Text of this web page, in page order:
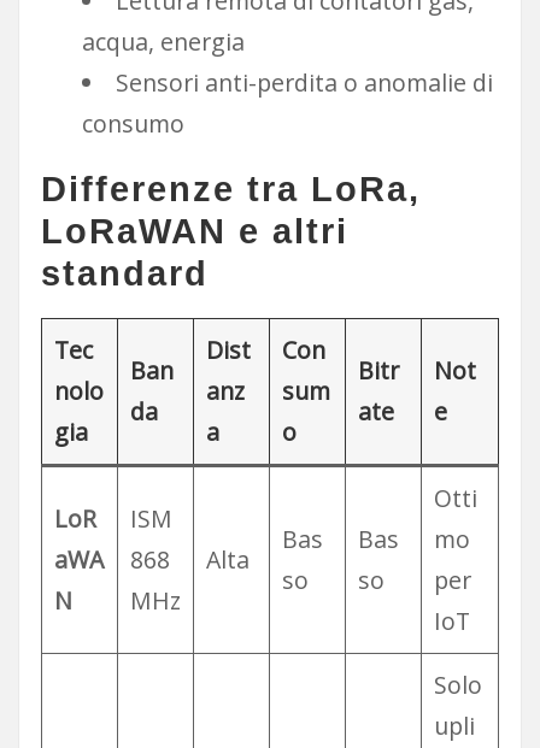
acqua, energia
Sensori anti-perdita o anomalie di
consumo
Differenze tra LoRa,
LoRaWAN e altri
standard
Tec
nolo
gia
Ban
da
Dist
anz
a
Con
sum
o
Bitr
ate
Not
e
LoR
aWA
N
ISM
868
MHz
Alta
Bas
so
Bas
so
Otti
mo
per
IoT
Solo
upli